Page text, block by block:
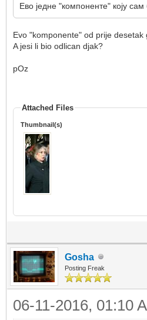
Ево једне "компоненте" коју
Evo "komponente" od prije
A jesi li bio odlican djak?
pOz
Attached Files
Thumbnail(s)
Gosha
Posting Freak
06-11-2016, 01:10